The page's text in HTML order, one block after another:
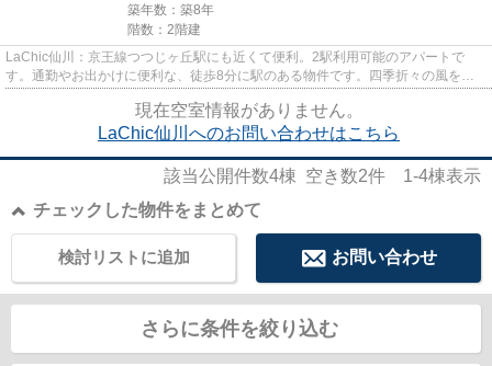
築年数：築8年
階数：2階建
LaChic仙川：京王線つつじヶ丘駅にも近くて便利。2駅利用可能のアパートで
す。通勤やお出かけに便利な、徒歩8分に駅のある物件です。四季折々の風を感
現在空室情報がありません。
LaChic仙川へのお問い合わせはこちら
該当公開件数4棟 空き数2件 1-4棟表示
チェックした物件をまとめて
お問い合わせ
検討リストに追加
さらに条件を絞り込む